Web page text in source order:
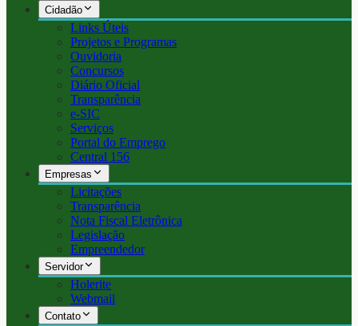
Cidadão
Links Úteis
Projetos e Programas
Ouvidoria
Concursos
Diário Oficial
Transparência
e-SIC
Serviços
Portal do Emprego
Central 156
Empresas
Licitações
Transparência
Nota Fiscal Eletrônica
Legislação
Empreendedor
Servidor
Holerite
Webmail
Contato